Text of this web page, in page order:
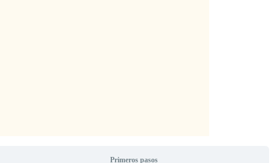
Primeros pasos